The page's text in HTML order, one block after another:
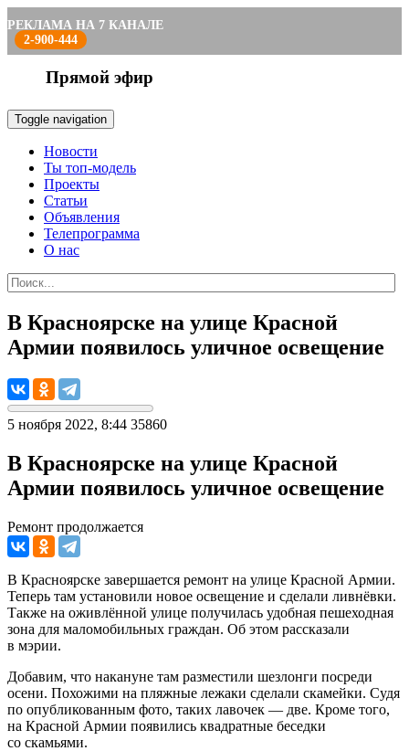
РЕКЛАМА НА 7 КАНАЛЕ
2-900-444
Прямой эфир
Toggle navigation
Новости
Ты топ-модель
Проекты
Статьи
Объявления
Телепрограмма
О нас
В Красноярске на улице Красной
Армии появилось уличное освещение
5 ноября 2022, 8:44 35860
В Красноярске на улице Красной
Армии появилось уличное освещение
Ремонт продолжается
В Красноярске завершается ремонт на улице Красной Армии.
Теперь там установили новое освещение и сделали ливнёвки.
Также на оживлённой улице получилась удобная пешеходная
зона для маломобильных граждан. Об этом рассказали
в мэрии.
Добавим, что накануне там разместили шезлонги посреди
осени. Похожими на пляжные лежаки сделали скамейки. Судя
по опубликованным фото, таких лавочек — две. Кроме того,
на Красной Армии появились квадратные беседки
со скамьями.